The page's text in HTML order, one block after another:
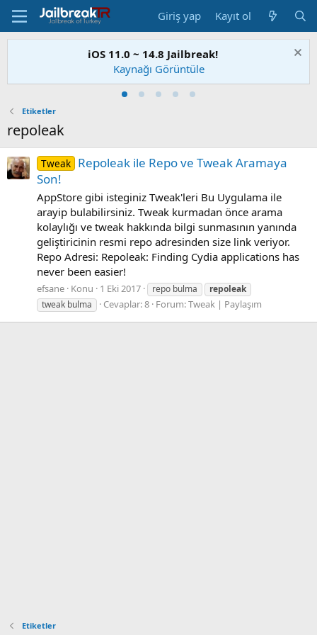
Giriş yap Kayıt ol
iOS 11.0 ~ 14.8 Jailbreak!
Kaynağı Görüntüle
Etiketler
repoleak
Tweak Repoleak ile Repo ve Tweak Aramaya
Son!
AppStore gibi isteginiz Tweak'leri Bu Uygulama ile
arayip bulabilirsiniz. Tweak kurmadan önce arama
kolaylığı ve tweak hakkında bilgi sunmasının yanında
geliştiricinin resmi repo adresinden size link veriyor.
Repo Adresi: Repoleak: Finding Cydia applications has
never been easier!
efsane Konu 1 Eki 2017 repo bulma
repoleak
tweak bulma
Cevaplar: 8 Forum:Tweak | Paylaşım
Etiketler